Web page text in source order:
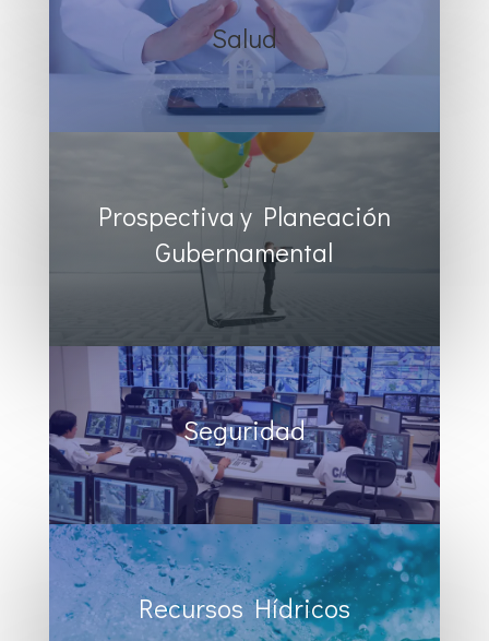
Salud
Prospectiva y Planeación
Gubernamental
Seguridad
Recursos Hídricos